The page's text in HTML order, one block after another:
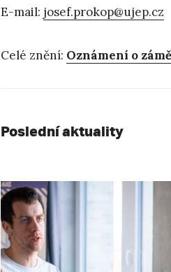
E-mail: josef.prokop@ujep.cz
Celé znění: Oznámení o
Poslední aktuality